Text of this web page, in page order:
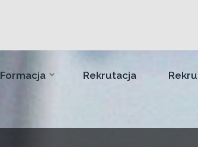
Formacja Rekrutacja